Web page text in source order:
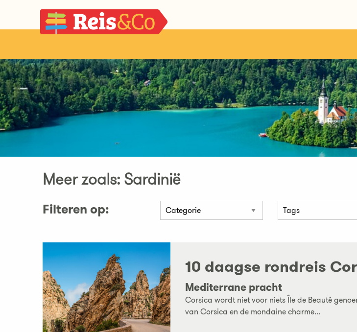
Meer zoals: Sardinië
Filteren op:
10 daagse rondreis
Mediterrane pracht
Corsica wordt niet voor niets Île de Beauté
van Corsica en de mondaine charme...